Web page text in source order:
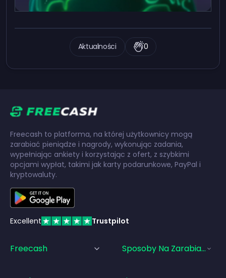
Aktualności 0
Freecash to platforma, na której użytkownicy mogą
zarabiać pieniądze i nagrody, wykonując zadania,
wypełniając ankiety i korzystając z ofert, z szybkimi
opcjami wypłat, takimi jak karty podarunkowe, PayPal i
kryptowaluty.
Excellent Trustpilot
Freecash Sposoby Na Zarabianie